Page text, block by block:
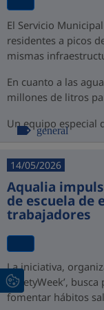
El Servicio
residentes a picos
mismas
En cuanto a las
millones de litros
Un equipo especial
general
14/05/2026
Aqualia
de escuela de
trabajadores
La iniciativa,
‘SafetyWeek’,
fomentar hábitos